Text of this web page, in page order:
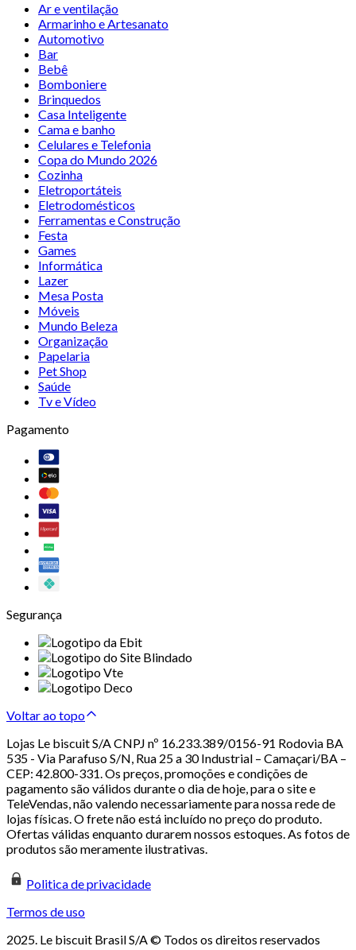
Ar e ventilação
Armarinho e Artesanato
Automotivo
Bar
Bebê
Bomboniere
Brinquedos
Casa Inteligente
Cama e banho
Celulares e Telefonia
Copa do Mundo 2026
Cozinha
Eletroportáteis
Eletrodomésticos
Ferramentas e Construção
Festa
Games
Informática
Lazer
Mesa Posta
Móveis
Mundo Beleza
Organização
Papelaria
Pet Shop
Saúde
Tv e Vídeo
Pagamento
Segurança
Voltar ao topo
Lojas Le biscuit S/A CNPJ nº 16.233.389/0156-91 Rodovia BA
535 - Via Parafuso S/N, Rua 25 a 30 Industrial – Camaçari/BA –
CEP: 42.800-331. Os preços, promoções e condições de
pagamento são válidos durante o dia de hoje, para o site e
TeleVendas, não valendo necessariamente para nossa rede de
lojas físicas. O frete não está incluído no preço do produto.
Ofertas válidas enquanto durarem nossos estoques. As fotos de
produtos são meramente ilustrativas.
Politica de privacidade
Termos de uso
2025. Le biscuit Brasil S/A © Todos os direitos reservados